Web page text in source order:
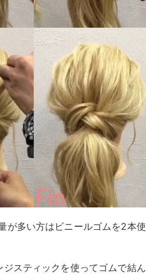
多い方はビニールゴムを2本使
スティックを使ってゴムで結ん